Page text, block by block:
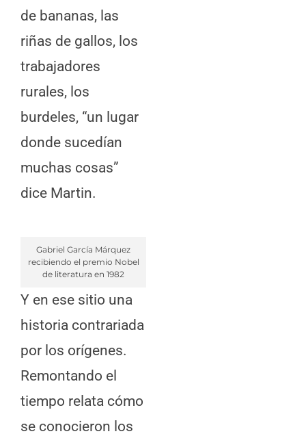
de bananas, las
riñas de gallos, los
trabajadores
rurales, los
burdeles, “un lugar
donde sucedían
muchas cosas”
dice Martin.
Gabriel García Márquez
recibiendo el premio Nobel
de literatura en 1982
Y en ese sitio una
historia contrariada
por los orígenes.
Remontando el
tiempo relata cómo
se conocieron los